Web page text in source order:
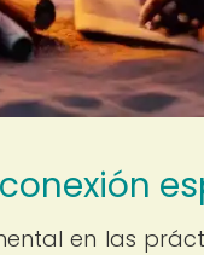
en las